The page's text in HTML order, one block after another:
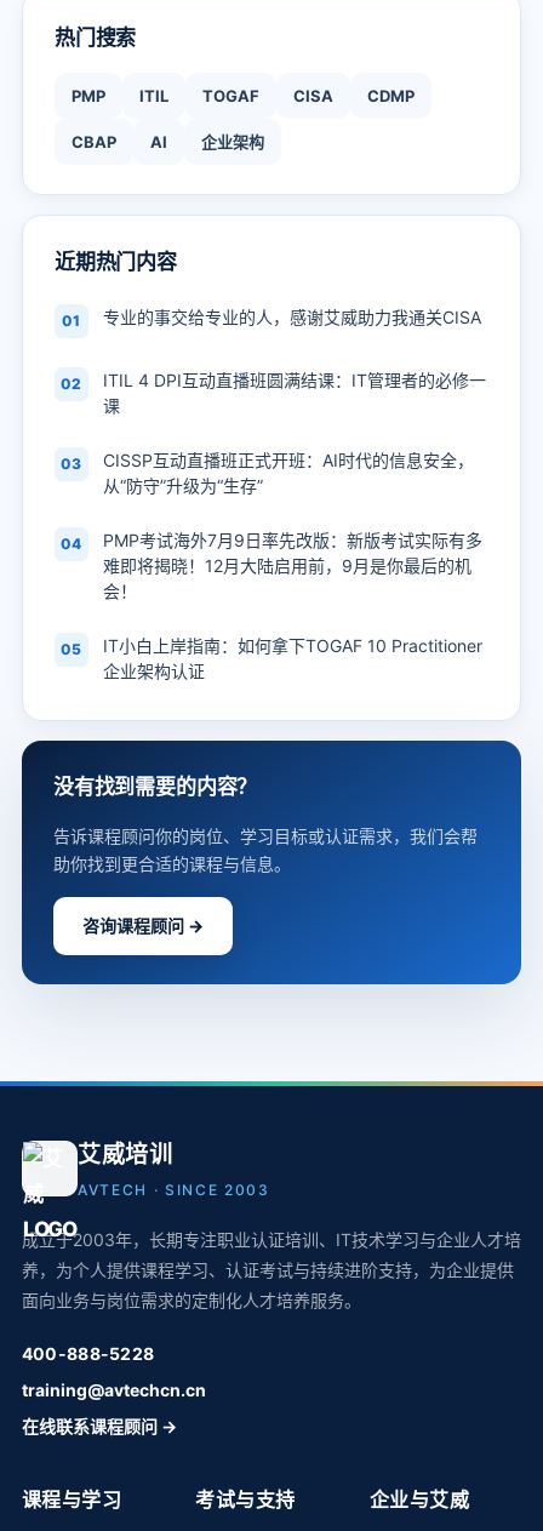
热门搜索
PMP ITIL TOGAF CISA CDMP
CBAP AI 企业架构
近期热门内容
01 专业的事交给专业的人，感谢艾威助力我通关CISA
02
ITIL 4 DPI互动直播班圆满结课：IT管理者的必修一
课
03
CISSP互动直播班正式开班：AI时代的信息安全，
从“防守”升级为“生存”
04
PMP考试海外7月9日率先改版：新版考试实际有多
难即将揭晓！12月大陆启用前，9月是你最后的机
会！
05
IT小白上岸指南：如何拿下TOGAF 10 Practitioner
企业架构认证
没有找到需要的内容？
告诉课程顾问你的岗位、学习目标或认证需求，我们会帮
助你找到更合适的课程与信息。
咨询课程顾问 →
艾威培训
AVTECH · SINCE 2003
成立于2003年，长期专注职业认证培训、IT技术学习与企业人才培
养，为个人提供课程学习、认证考试与持续进阶支持，为企业提供
面向业务与岗位需求的定制化人才培养服务。
400-888-5228
training@avtechcn.cn
在线联系课程顾问 →
课程与学习 考试与支持 企业与艾威